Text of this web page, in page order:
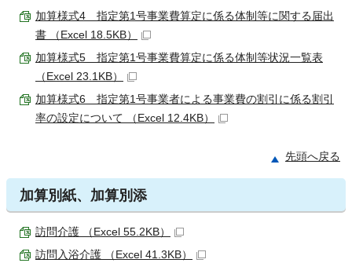
加算様式4 指定第1号事業費算定に係る体制等に関する届出
書 （Excel 18.5KB）
加算様式5 指定第1号事業費算定に係る体制等状況一覧表
（Excel 23.1KB）
加算様式6 指定第1号事業者による事業費の割引に係る割引
率の設定について （Excel 12.4KB）
先頭へ戻る
加算別紙、加算別添
訪問介護 （Excel 55.2KB）
訪問入浴介護 （Excel 41.3KB）